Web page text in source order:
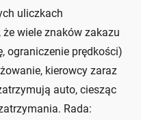
uliczkach
wiele znaków zakazu
ograniczenie prędkości)
kierowcy zaraz
auto, ciesząc
Rada: